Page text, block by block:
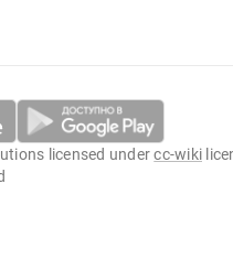
licensed undercc-wiki